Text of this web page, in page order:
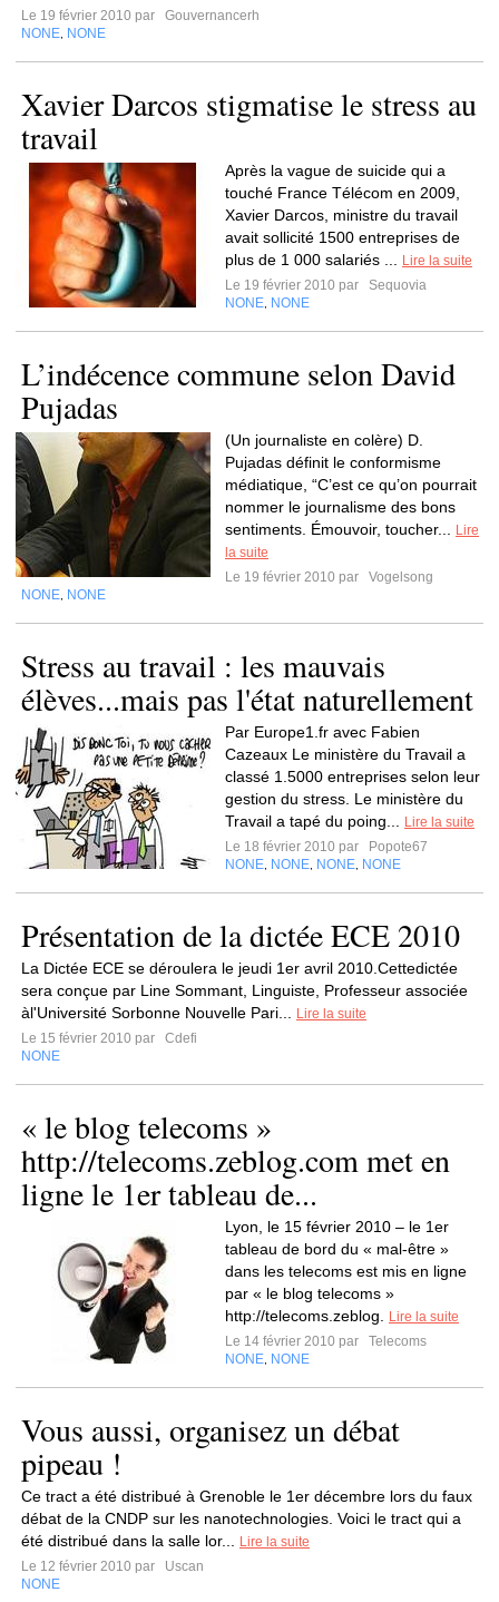
Le 19 février 2010 par
Gouvernancerh
NONE NONE
Xavier Darcos stigmatise le stress au
travail
Après la vague de suicide qui a
touché France Télécom en 2009,
Xavier Darcos, ministre du travail
avait sollicité 1500 entreprises de
plus de 1 000 salariés ...
Lire la suite
Le 19 février 2010 par
Sequovia
NONE NONE
L’indécence commune selon David
Pujadas
(Un journaliste en colère) D.
Pujadas définit le conformisme
médiatique, “C’est ce qu’on pourrait
nommer le journalisme des bons
sentiments. Émouvoir, toucher...
Lire
la suite
Le 19 février 2010 par
Vogelsong
NONE NONE
Stress au travail : les mauvais
élèves...mais pas l'état naturellement
Par Europe1.fr avec Fabien
Cazeaux Le ministère du Travail a
classé 1.5000 entreprises selon leur
gestion du stress. Le ministère du
Travail a tapé du poing...
Lire la suite
Le 18 février 2010 par
Popote67
NONE NONE NONE NONE
Présentation de la dictée ECE 2010
La Dictée ECE se déroulera le jeudi 1er avril 2010.Cettedictée
sera conçue par Line Sommant, Linguiste, Professeur associée
àl'Université Sorbonne Nouvelle Pari...
Lire la suite
Le 15 février 2010 par
Cdefi
NONE
« le blog telecoms »
http://telecoms.zeblog.com met en
ligne le 1er tableau de...
Lyon, le 15 février 2010 – le 1er
tableau de bord du « mal-être »
dans les telecoms est mis en ligne
par « le blog telecoms »
http://telecoms.zeblog.
Lire la suite
Le 14 février 2010 par
Telecoms
NONE NONE
Vous aussi, organisez un débat
pipeau !
Ce tract a été distribué à Grenoble le 1er décembre lors du faux
débat de la CNDP sur les nanotechnologies. Voici le tract qui a
été distribué dans la salle lor...
Lire la suite
Le 12 février 2010 par
Uscan
NONE